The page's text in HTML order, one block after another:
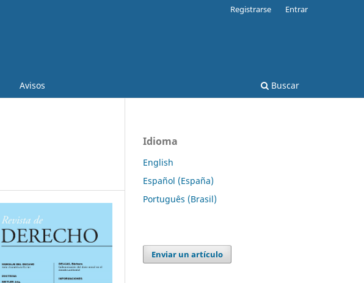
Avisos Buscar
Registrarse Entrar
Idioma
English
Español (España)
Português (Brasil)
Enviar un artículo